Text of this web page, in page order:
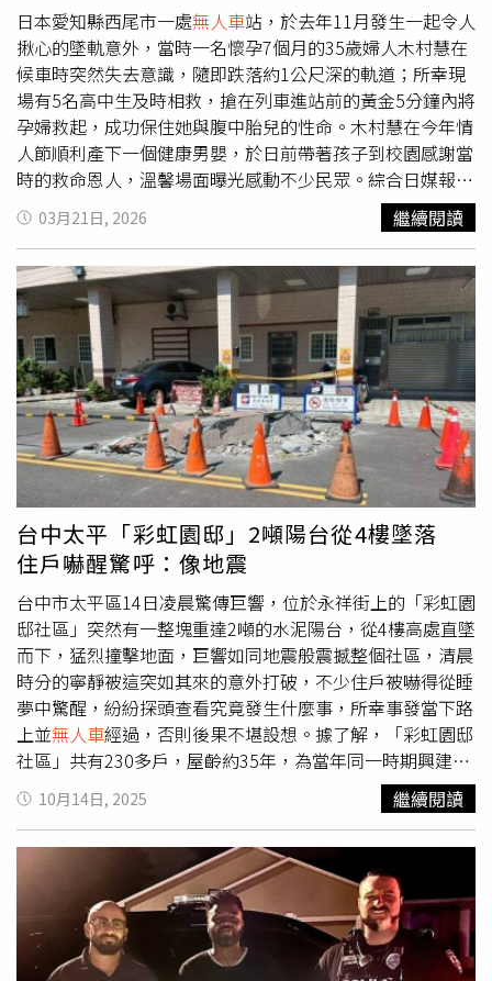
日本愛知縣西尾市一處無人車站，於去年11月發生一起令人
揪心的墜軌意外，當時一名懷孕7個月的35歲婦人木村慧在
候車時突然失去意識，隨即跌落約1公尺深的軌道；所幸現
場有5名高中生及時相救，搶在列車進站前的黃金5分鐘內將
孕婦救起，成功保住她與腹中胎兒的性命。木村慧在今年情
人節順利產下一個健康男嬰，於日前帶著孩子到校園感謝當
時的救命恩人，溫馨場面曝光感動不少民眾。綜合日媒報
導，這起驚險意外發生在2025年11月下午1時30分左右，住
在愛知縣西尾市的35歲婦人木村慧，當時懷孕7個月，出門
到西尾市櫻町前車站搭車，通過閘門在月台候車時，腦中感
到一陣暈眩，失去意識後腿軟跌落軌道。由於櫻町前站為職
員不常駐的 無人車站，且距離下一班列車進站僅剩約5分
鐘，情況極度危急。當時現場有5名高中生目擊木村慧墜
軌，他們分別為相川悠維、柴田采璃、平松奈花、村松泰成
及兼松郁京。5名學生原本正在討論考試內容，一發現有事
故，立刻分頭行動；由相川同學跳下軌道負責支撐木村慧的
身體，其餘4名同學則在月台上合力將其拉上月台，最後成
功將木村慧救起到月台上。事後相川同學表示，因平時搭乘
該路線，了解列車運行的時刻表，並在確認左右無來車後才
跳下救援，當時一心只想著要趕快救人。木村慧如今憶起當
時的情景，不禁感嘆，若非當時正值期末考期間，有學生在
車站候車，後果恐怕不堪設想。因為這起意外，木村慧怕有
早產風險隨即緊急住院觀察，所幸最後她於今年2月14日情
人節順利產下一名重達2970公克的健康男嬰。為了向救命
恩人表達謝意，木村慧主動聯繫鄰近的高中尋找5名救命恩
人，終於確認他們是西尾高校的學生，在3月18日抱著新生
兒前往致謝。木村慧與5名高中生相見後，場面相當溫馨，
他們還輪流抱可愛的寶寶，並紛紛感性表示，「當時只覺得
救了一個人，抱起孩子那一刻，才體會到自己竟然一次救了
兩個人」、「寶寶和媽媽都平安無事就好了」、「很高興看
到寶寶順利出生」。木村慧也表示，將來會告訴孩子這5名
救命恩人的善舉，鼓勵他長大也能樂於助人。針對此類無人
車站的意外防範，名古屋鐵道公司表示，部分舊式
未設有「非常通報裝置」（月台緊急按鈕），但在車站的柱
子或自動販賣機旁皆設有聯絡對講機，民眾若遭遇緊急狀
況，可直接透過對講機與控制人員連線，第一時間要求列車
緊急停車。
03月21日, 2026 繼續閱讀
台中太平「彩虹園邸」2噸陽台從4樓墜落
住戶嚇醒驚呼：像地震
台中市太平區14日凌晨驚傳巨響，位於永祥街上的「彩虹園
邸社區」突然有一整塊重達2噸的水泥陽台，從4樓高處直墜
而下，猛烈撞擊地面，巨響如同地震般震撼整個社區，清晨
時分的寧靜被這突如其來的意外打破，不少住戶被嚇得從睡
夢中驚醒，紛紛探頭查看究竟發生什麼事，所幸事發當下路
上並無人車經過，否則後果不堪設想。據了解，「彩虹園邸
社區」共有230多戶，屋齡約35年，為當年同一時期興建的
老舊建築，長億里長林泳鰡接獲消息後立即趕抵現場，目睹
坍落的陽台碎成數塊，水泥塊與鋼筋散落一地，畫面怵目驚
心，他指出掉落的陽台不僅砸毀了下方3樓的鐵窗，還在馬
路上留下大面積裂痕，但所幸無人受傷，算是不幸中的大
幸。林泳鰡透露，該社區建築採用當年常見的外推水泥花台
設計，每層樓幾乎都有凸出的陽台結構，但經年累月風吹日
曬，加上早期建造時水泥與主體結構間的鋼筋連接不足，導
致結構逐漸脆弱。
10月14日, 2025 繼續閱讀